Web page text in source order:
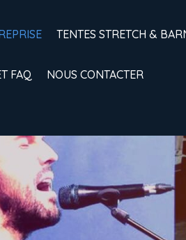
TENTES STRETCH &
FAQ NOUS CONTACTER